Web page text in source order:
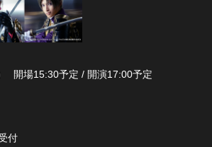
開場15:30予定 / 開演17:00予定
付